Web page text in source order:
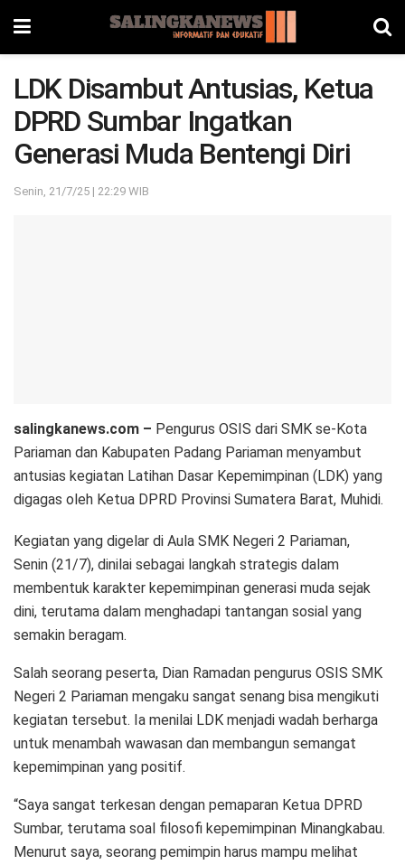
LDK Disambut Antusias, Ketua
DPRD Sumbar Ingatkan
Generasi Muda Bentengi Diri
Senin, 21/7/25 | 22:29 WIB
salingkanews.com – Pengurus OSIS dari SMK se-Kota
Pariaman dan Kabupaten Padang Pariaman menyambut
antusias kegiatan Latihan Dasar Kepemimpinan (LDK) yang
digagas oleh Ketua DPRD Provinsi Sumatera Barat, Muhidi.
Kegiatan yang digelar di Aula SMK Negeri 2 Pariaman,
Senin (21/7), dinilai sebagai langkah strategis dalam
membentuk karakter kepemimpinan generasi muda sejak
dini, terutama dalam menghadapi tantangan sosial yang
semakin beragam.
Salah seorang peserta, Dian Ramadan pengurus OSIS SMK
Negeri 2 Pariaman mengaku sangat senang bisa mengikuti
kegiatan tersebut. Ia menilai LDK menjadi wadah berharga
untuk menambah wawasan dan membangun semangat
kepemimpinan yang positif.
“Saya sangat terkesan dengan pemaparan Ketua DPRD
Sumbar, terutama soal filosofi kepemimpinan Minangkabau.
Menurut saya, seorang pemimpin harus mampu melihat